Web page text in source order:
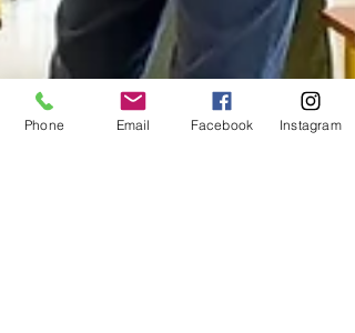
Phone Email Facebook Instagram